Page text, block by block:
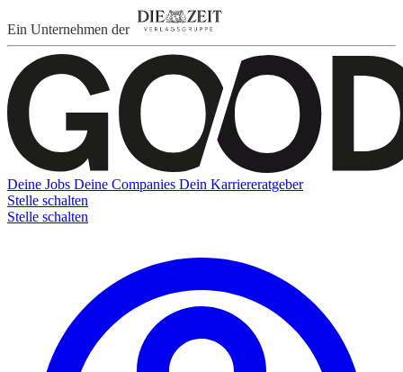
Ein Unternehmen der
Deine Jobs Deine Companies Dein Karriereratgeber
Stelle schalten
Stelle schalten